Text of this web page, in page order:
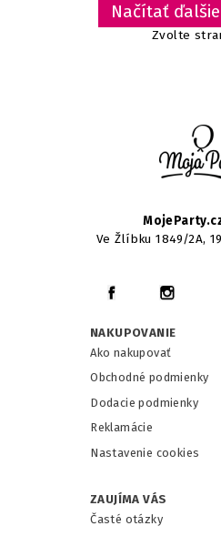
Načítať
Zvolte
Ve Žlíbku 1849/2A,
NAKUPOVANIE
Ako nakupovať
Obchodné podmienky
Dodacie podmienky
Reklamácie
Nastavenie cookies
ZAUJÍMA VÁS
Časté otázky